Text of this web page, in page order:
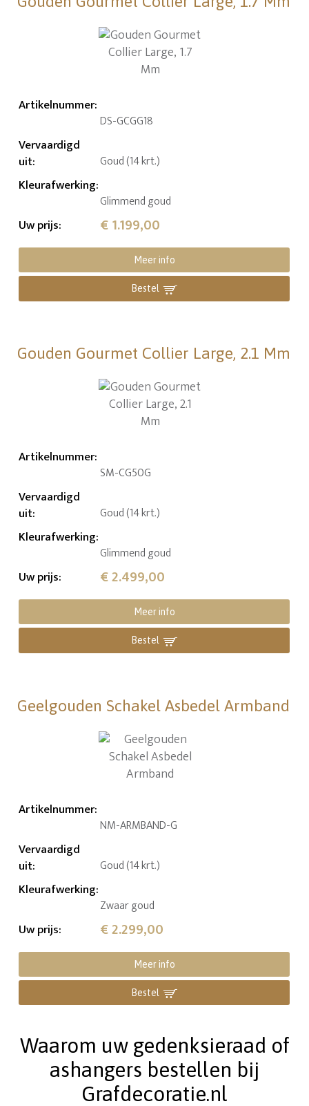
Artikelnummer:
DS-GCGG18
Vervaardigd
uit: Goud (14 krt.)
Kleurafwerking:
Glimmend goud
Uw prijs: € 1.199,00
Meer info
Bestel
Gouden Gourmet Collier Large, 2.1 Mm
Artikelnummer:
SM-CG50G
Vervaardigd
uit: Goud (14 krt.)
Kleurafwerking:
Glimmend goud
Uw prijs: € 2.499,00
Meer info
Bestel
Geelgouden Schakel Asbedel Armband
Artikelnummer:
NM-ARMBAND-G
Vervaardigd
uit: Goud (14 krt.)
Kleurafwerking:
Zwaar goud
Uw prijs: € 2.299,00
Meer info
Bestel
Waarom uw gedenksieraad of
ashangers bestellen bij
Grafdecoratie.nl